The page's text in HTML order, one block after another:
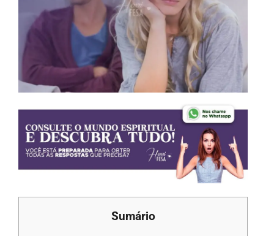
Sumário